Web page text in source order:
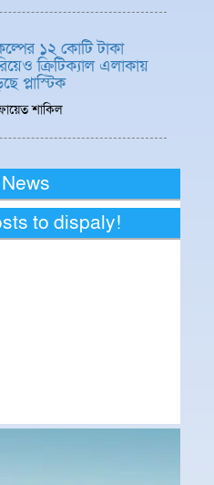
১২ কোটি টাকা
ক্রিটিক্যাল এলাকায়
প্লাস্টিক
শাকিল
to dispaly!